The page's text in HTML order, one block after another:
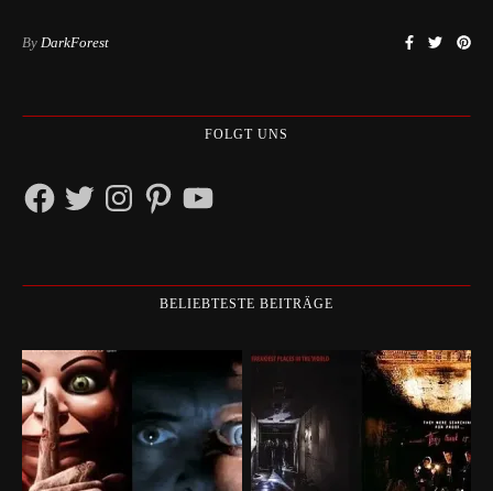
By DarkForest
FOLGT UNS
FacebookTwitterInstagramPinterestYouTube
BELIEBTESTE BEITRÄGE